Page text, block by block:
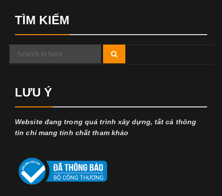
TÌM KIẾM
Search
LƯU Ý
Website đang trong quá trình xây dựng, tất cả thông
tin chỉ mang tính chất tham khảo